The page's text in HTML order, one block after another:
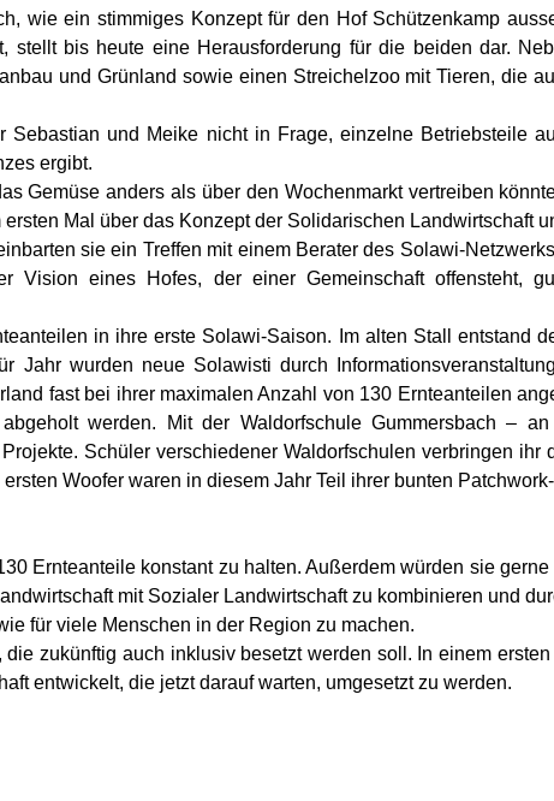
wie ein stimmiges Konzept für den Hof Schützenkamp
stellt bis heute eine Herausforderung für die beiden dar.
und Grünland sowie einen Streichelzoo mit Tieren, die
Sebastian und Meike nicht in Frage, einzelne Betriebsteile
ergibt.
Gemüse anders als über den Wochenmarkt vertreiben
Mal über das Konzept der Solidarischen Landwirtschaft
sie ein Treffen mit einem Berater des Solawi-
Vision eines Hofes, der einer Gemeinschaft offensteht,
in ihre erste Solawi-Saison. Im alten Stall entstand
Jahr wurden neue Solawisti durch
fast bei ihrer maximalen Anzahl von 130 Ernteanteilen
werden. Mit der Waldorfschule Gummersbach –
Schüler verschiedener Waldorfschulen verbringen ihr
Woofer waren in diesem Jahr Teil ihrer bunten
Ernteanteile konstant zu halten. Außerdem würden sie
mit Sozialer Landwirtschaft zu kombinieren und
für viele Menschen in der Region zu machen.
zukünftig auch inklusiv besetzt werden soll. In einem
entwickelt, die jetzt darauf warten, umgesetzt zu werden.